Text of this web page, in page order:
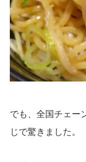
でも、全国チェー
じで驚きました。